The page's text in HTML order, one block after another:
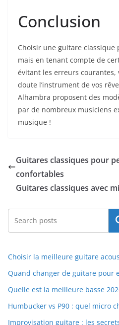
Conclusion
Choisir une guitare classique
mais en⁣ tenant compte⁤ de
évitant ‍les erreurs courantes,
doute l’instrument de vos
Alhambra⁤ proposent⁣ des
par de nombreux‍ musiciens
musique !
Guitares classiques pour
confortables
Guitares classiques avec
Choisir la meilleure guitare
Quand changer de guitare pour
Quelle est la meilleure basse
Humbucker vs P90 : quel micro
Improvisation guitare : les